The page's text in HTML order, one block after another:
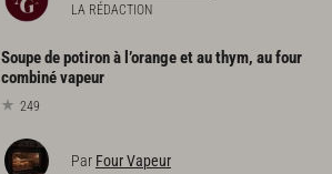
LA RÉDACTION
Soupe de potiron à l’orange et au thym, au four
combiné vapeur
249
Par Four Vapeur